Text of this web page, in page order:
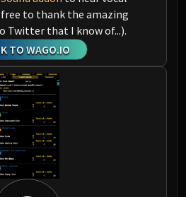
to thank the amazing
Twitter that I know of...).
TO WAGO.IO